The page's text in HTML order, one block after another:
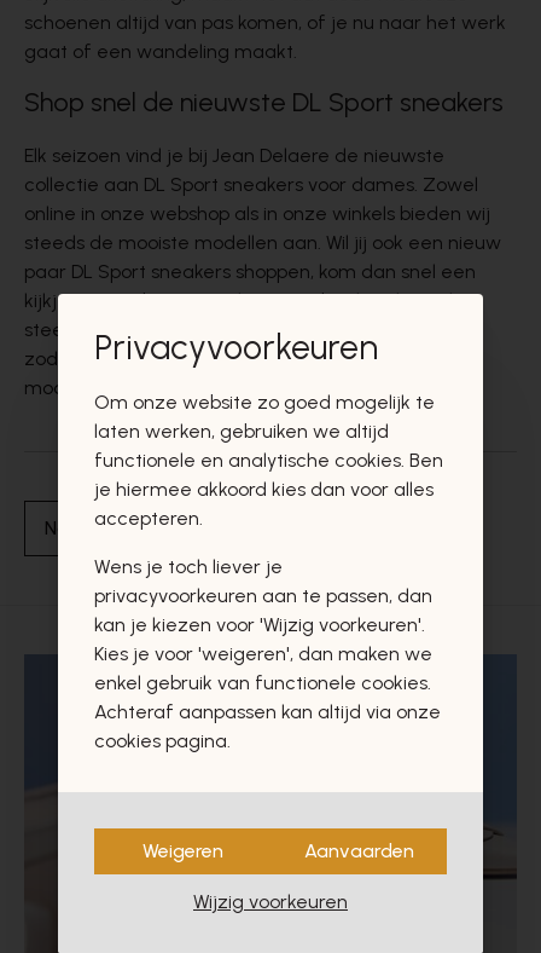
schoenen altijd van pas komen, of je nu naar het werk
gaat of een wandeling maakt.
Shop snel de nieuwste DL Sport sneakers
Elk seizoen vind je bij Jean Delaere de nieuwste
collectie aan DL Sport sneakers voor dames. Zowel
online in onze webshop als in onze winkels bieden wij
steeds de mooiste modellen aan. Wil jij ook een nieuw
paar DL Sport sneakers shoppen, kom dan snel een
kijkje nemen bij Jean Delaere. Wij bieden dan ook
steeds de nieuwste modellen van het seizoen aan
zodat jij steeds kan pronken met de nieuwste
modetrends.
Naar overzicht
Privacyvoorkeuren
Om onze website zo goed mogelijk te
laten werken, gebruiken we altijd
functionele en analytische cookies. Ben
je hiermee akkoord kies dan voor alles
accepteren.
Wens je toch liever je
privacyvoorkeuren aan te passen, dan
kan je kiezen voor 'Wijzig voorkeuren'.
Kies je voor 'weigeren', dan maken we
enkel gebruik van functionele cookies.
Achteraf aanpassen kan altijd via onze
cookies pagina.
Weigeren Aanvaarden
Wijzig voorkeuren